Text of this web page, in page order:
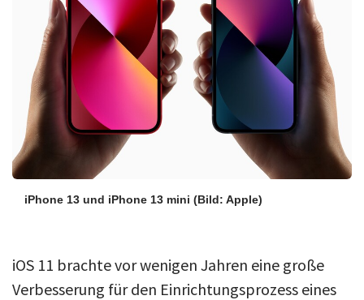
iPhone 13 und iPhone 13 mini (Bild: Apple)
iOS 11 brachte vor wenigen Jahren eine große
Verbesserung für den Einrichtungsprozess eines